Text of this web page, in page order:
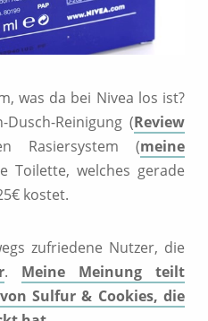
was da bei Nivea los ist?
Reinigung (Review
Rasiersystem (meine
Toilette, welches gerade
kostet.
zufriedene Nutzer, die
. Meine Meinung teilt
Sulfur & Cookies, die